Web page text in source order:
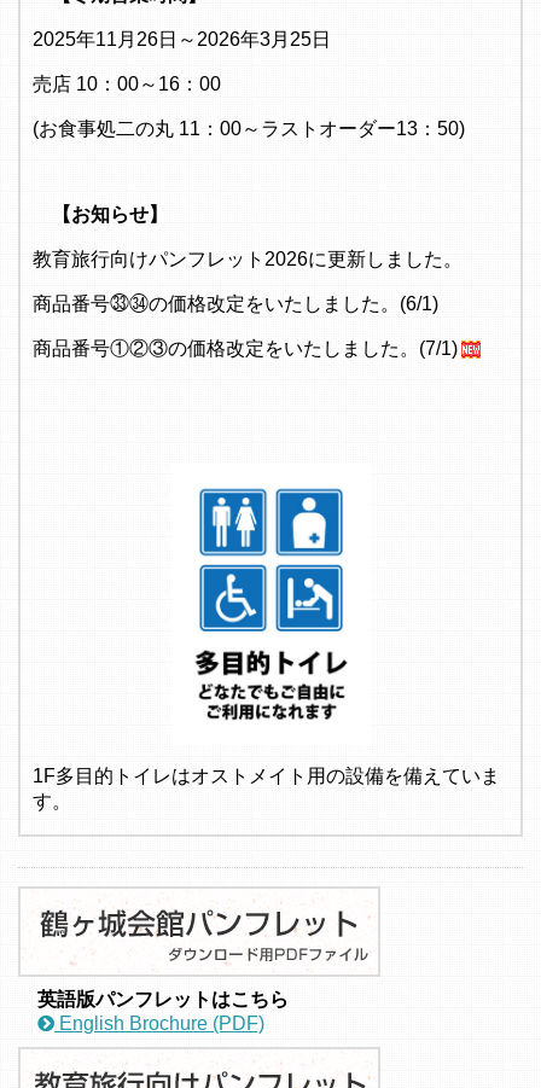
2025年11月26日～2026年3月25日
売店 10：00～16：00
(お食事処二の丸 11：00～ラストオーダー13：50)
【お知らせ】
教育旅行向けパンフレット2026に更新しました。
商品番号㉝㉞の価格改定をいたしました。(6/1)
商品番号①②③の価格改定をいたしました。(7/1)
1F多目的トイレはオストメイト用の設備を備えていま
す。
英語版パンフレットはこちら
English Brochure (PDF)